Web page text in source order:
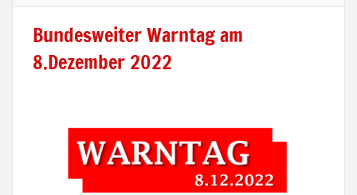
Bundesweiter Warntag am
8.Dezember 2022